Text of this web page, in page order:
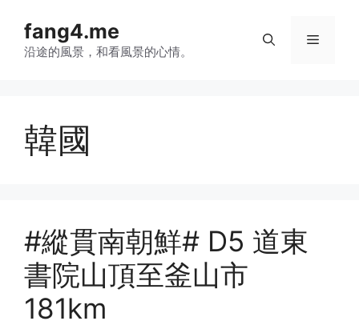
fang4.me
沿途的風景，和看風景的心情。
菜
韓國
#縱貫南朝鮮# D5 道東
書院山頂至釜山市
181km